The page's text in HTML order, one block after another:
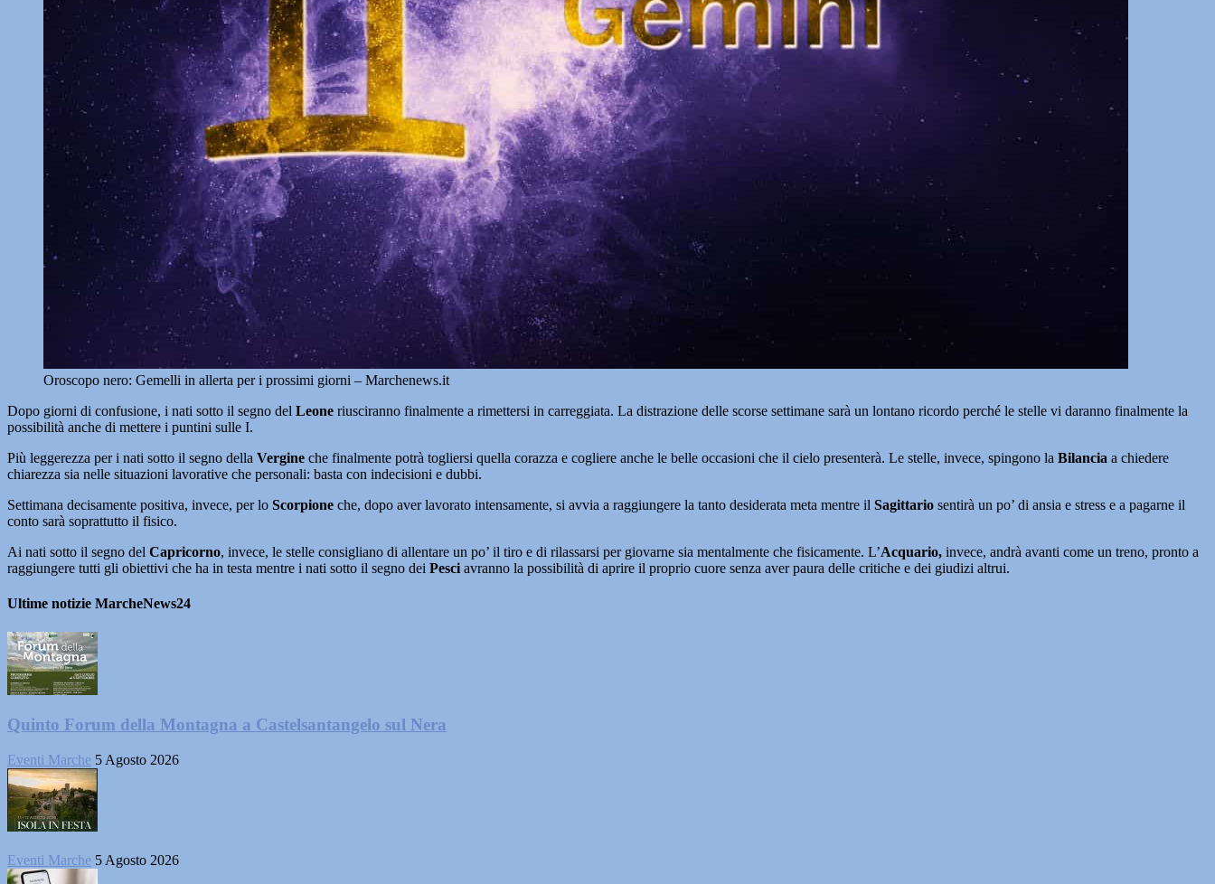
Oroscopo nero: Gemelli in allerta per i prossimi giorni – Marchenews.it
Dopo giorni di confusione, i nati sotto il segno del Leone riusciranno finalmente a rimettersi in carreggiata. La distrazione delle scorse settimane sarà un lontano ricordo perché le stelle vi daranno finalmente la
possibilità anche di mettere i puntini sulle I.
Più leggerezza per i nati sotto il segno della Vergine che finalmente potrà togliersi quella corazza e cogliere anche le belle occasioni che il cielo presenterà. Le stelle, invece, spingono la Bilancia a chiedere
chiarezza sia nelle situazioni lavorative che personali: basta con indecisioni e dubbi.
Settimana decisamente positiva, invece, per lo Scorpione che, dopo aver lavorato intensamente, si avvia a raggiungere la tanto desiderata meta mentre il Sagittario sentirà un po’ di ansia e stress e a pagarne il
conto sarà soprattutto il fisico.
Ai nati sotto il segno del Capricorno, invece, le stelle consigliano di allentare un po’ il tiro e di rilassarsi per giovarne sia mentalmente che fisicamente. L’Acquario, invece, andrà avanti come un treno, pronto a
raggiungere tutti gli obiettivi che ha in testa mentre i nati sotto il segno dei Pesci avranno la possibilità di aprire il proprio cuore senza aver paura delle critiche e dei giudizi altrui.
Ultime notizie MarcheNews24
Quinto Forum della Montagna a Castelsantangelo sul Nera
Eventi Marche 5 Agosto 2026
Eventi Marche 5 Agosto 2026